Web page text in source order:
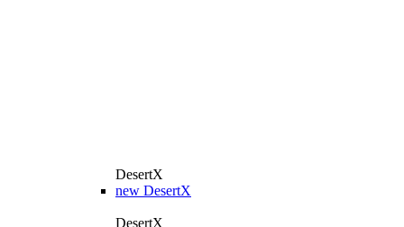
DesertX
new DesertX
DesertX